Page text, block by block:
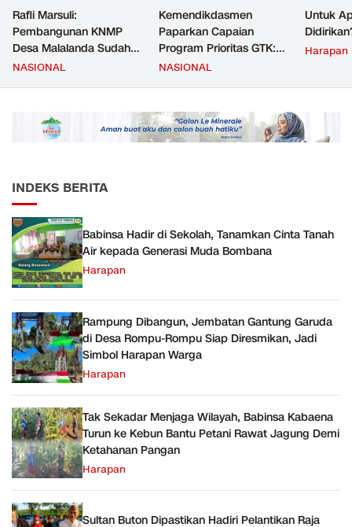
Rafli Marsuli:
Pembangunan KNMP
Desa Malalanda Sudah
Mencapai 69 Persen dan
JMD dan JMF
NASIONAL
Kemendikdasmen
Paparkan Capaian
Program Prioritas GTK:
Kompetensi Meningkat,
NASIONAL
Untuk
Harapan
INDEKS BERITA
Babinsa Hadir di Sekolah, Tanamkan Cinta Tanah
Air kepada Generasi Muda Bombana
Harapan
Rampung Dibangun, Jembatan Gantung Garuda
di Desa Rompu-Rompu Siap Diresmikan, Jadi
Simbol Harapan Warga
Harapan
Tak Sekadar Menjaga Wilayah, Babinsa Kabaena
Turun ke Kebun Bantu Petani Rawat Jagung Demi
Ketahanan Pangan
Harapan
Sultan Buton Dipastikan Hadiri Pelantikan Raja